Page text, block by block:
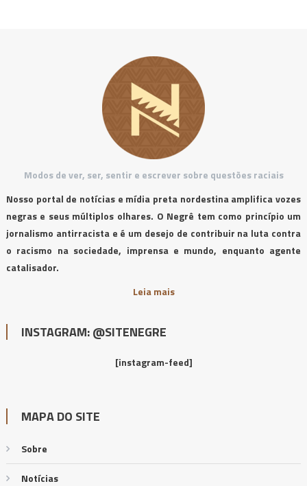
Modos de ver, ser, sentir e escrever sobre questões raciais
Nosso portal de notícias e mídia preta nordestina amplifica vozes
negras e seus múltiplos olhares. O Negrê tem como princípio um
jornalismo antirracista e é um desejo de contribuir na luta contra
o racismo na sociedade, imprensa e mundo, enquanto agente
catalisador.
Leia mais
INSTAGRAM: @SITENEGRE
[instagram-feed]
MAPA DO SITE
Sobre
Notícias